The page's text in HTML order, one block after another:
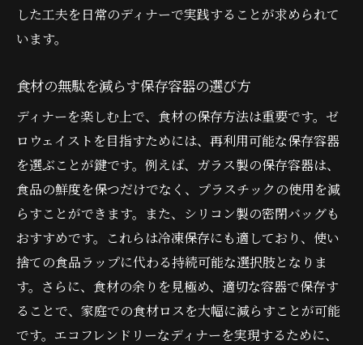
した工夫を日常のディナーで実践することが求められて
います。
食材の無駄を減らす保存容器の選び方
ディナーを楽しむ上で、食材の保存方法は重要です。ゼ
ロウェイストを目指すためには、再利用可能な保存容器
を選ぶことが鍵です。例えば、ガラス製の保存容器は、
食品の鮮度を保つだけでなく、プラスチックの使用を減
らすことができます。また、シリコン製の密閉バッグも
おすすめです。これらは冷凍保存にも適しており、使い
捨ての食品ラップに代わる持続可能な選択肢となりま
す。さらに、食材の余りを見極め、適切な容器で保存す
ることで、家庭での食材ロスを大幅に減らすことが可能
です。エコフレンドリーなディナーを実現するために、